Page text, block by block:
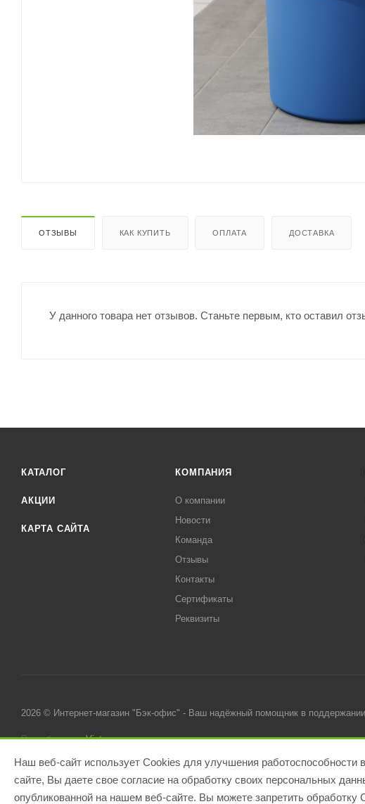
ОТЗЫВЫ КАК КУПИТЬ ОПЛАТА ДОСТАВКА
У данного товара нет отзывов. Станьте первым, кто оставил
КАТАЛОГ
АКЦИИ
КАРТА САЙТА
КОМПАНИЯ
О компании
Новости
Команда
Отзывы
Контакты
Сертификаты
Реквизиты
2026 © Интернет-магазин "Бэк-офис" - Ваш надёжный помощник в
Разработано вVictory
Наш веб-сайт использует Cookies для улучшения
сайте, Вы даете свое согласие на обработку своих персональных
опубликованной на нашем веб-сайте. Вы можете запретить обработку